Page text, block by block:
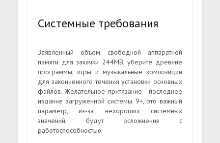
Системные требования
Заявленный объем свободной аппаратной
памяти для закачки 244MB, уберите древние
программы, игры и музыкальные композиции
для законченного течения установки основных
файлов. Желательное притязание - последнее
издание загруженной системы. 9+, это важный
параметр, из-за нехороших системных
значений, будут осложнения с
работоспособностью.